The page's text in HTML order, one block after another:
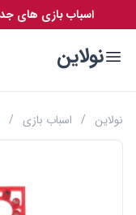
اسباب بازی های
نولاین
نولاین / اسباب بازی /